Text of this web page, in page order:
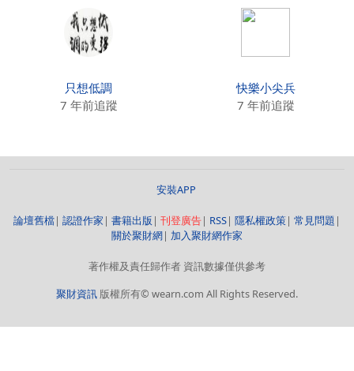
只想低調
7 年前追蹤
快樂小尖兵
7 年前追蹤
安裝APP
論壇舊檔| 認證作家 | 書籍出版 | 刊登廣告| RSS| 隱私權政策| 常見問題 |
關於聚財網| 加入聚財網作家
著作權及責任歸作者 資訊數據僅供參考
聚財資訊 版權所有© wearn.com All Rights Reserved.